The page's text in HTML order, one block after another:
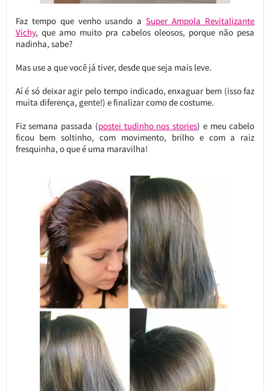
Faz tempo que venho usando aSuper Ampola Revitalizante
Vichy, que amo muito pra cabelos oleosos, porque não pesa
nadinha, sabe?
Mas use a que você já tiver, desde que seja mais leve.
Aí é só deixar agir pelo tempo indicado, enxaguar bem (isso faz
muita diferença, gente!) e finalizar como de costume.
Fiz semana passada (postei tudinho nos stories) e meu cabelo
ficou bem soltinho, com movimento, brilho e com a raiz
fresquinha, o que é uma maravilha!